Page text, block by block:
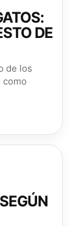
DE
de los
como